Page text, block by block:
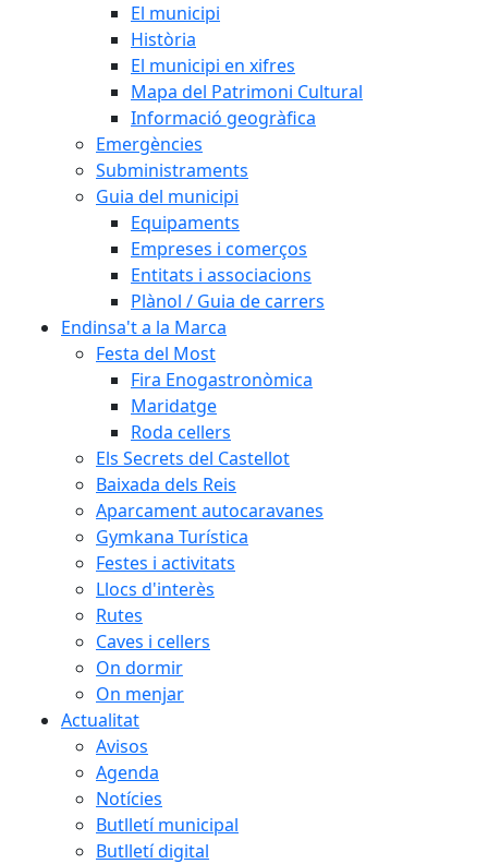
El municipi
Història
El municipi en xifres
Mapa del Patrimoni Cultural
Informació geogràfica
Emergències
Subministraments
Guia del municipi
Equipaments
Empreses i comerços
Entitats i associacions
Plànol / Guia de carrers
Endinsa't a la Marca
Festa del Most
Fira Enogastronòmica
Maridatge
Roda cellers
Els Secrets del Castellot
Baixada dels Reis
Aparcament autocaravanes
Gymkana Turística
Festes i activitats
Llocs d'interès
Rutes
Caves i cellers
On dormir
On menjar
Actualitat
Avisos
Agenda
Notícies
Butlletí municipal
Butlletí digital